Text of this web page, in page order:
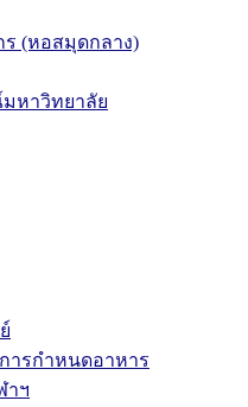
(หอสมุดกลาง)
หาวิทยาลัย
ารกำหนดอาหาร
าฯ